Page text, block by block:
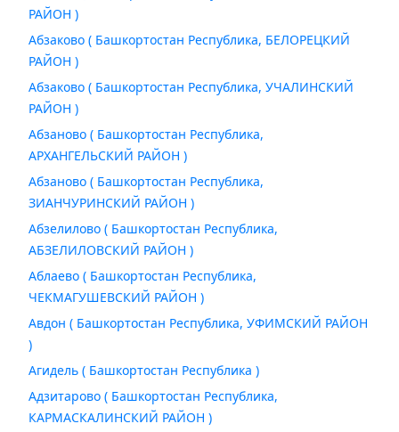
РАЙОН )
Абзаково ( Башкортостан Республика, БЕЛОРЕЦКИЙ
РАЙОН )
Абзаково ( Башкортостан Республика, УЧАЛИНСКИЙ
РАЙОН )
Абзаново ( Башкортостан Республика,
АРХАНГЕЛЬСКИЙ РАЙОН )
Абзаново ( Башкортостан Республика,
ЗИАНЧУРИНСКИЙ РАЙОН )
Абзелилово ( Башкортостан Республика,
АБЗЕЛИЛОВСКИЙ РАЙОН )
Аблаево ( Башкортостан Республика,
ЧЕКМАГУШЕВСКИЙ РАЙОН )
Авдон ( Башкортостан Республика, УФИМСКИЙ РАЙОН
)
Агидель ( Башкортостан Республика )
Адзитарово ( Башкортостан Республика,
КАРМАСКАЛИНСКИЙ РАЙОН )